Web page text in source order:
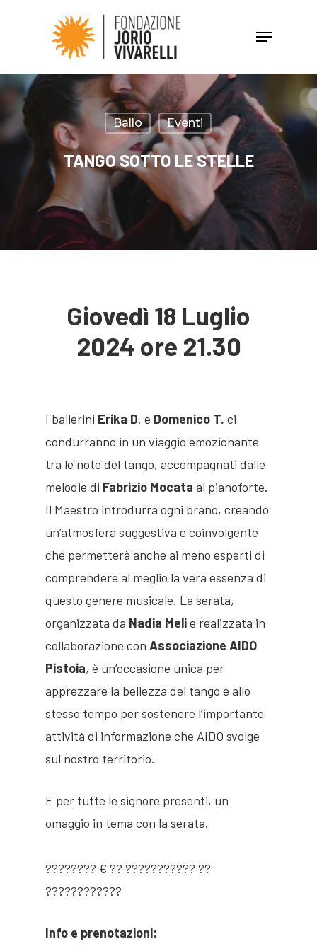
Hit enter to search or ESC to close
Ballo Eventi
TANGO SOTTO LE STELLE
Giovedì 18 Luglio
2024 ore 21.30
I ballerini Erika D. e Domenico T. ci
condurranno in un viaggio emozionante
tra le note del tango, accompagnati dalle
melodie di Fabrizio Mocata al pianoforte.
Il Maestro introdurrà ogni brano, creando
un’atmosfera suggestiva e coinvolgente
che permetterà anche ai meno esperti di
comprendere al meglio la vera essenza di
questo genere musicale. La serata,
organizzata da Nadia Melie realizzata in
collaborazione con Associazione AIDO
Pistoia, è un’occasione unica per
apprezzare la bellezza del tango e allo
stesso tempo per sostenere l’importante
attività di informazione che AIDO svolge
sul nostro territorio.
E per tutte le signore presenti, un
omaggio in tema con la serata.
???????? € ?? ??????????? ??
????????????
Info e prenotazioni:
Jorio Vivarelli
Presentazione
Villa Stonorov
Opere
Sculture